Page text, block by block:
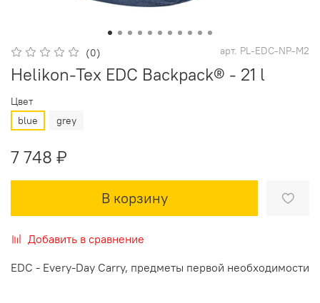
(0) арт. PL-EDC-NP-M2
Helikon-Tex EDC Backpack® - 21 l
Цвет
blue
grey
7 748 ₽
В корзину
Добавить в сравнение
EDC - Every-Day Carry, предметы первой необходимости